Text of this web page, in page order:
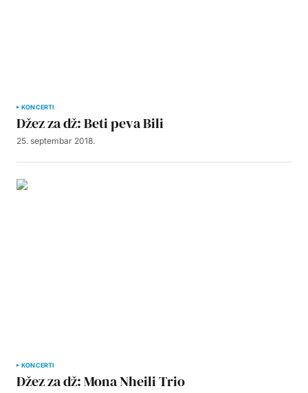
KONCERTI
Džez za dž: Beti peva Bili
25. septembar 2018.
KONCERTI
Džez za dž: Mona Nheili Trio